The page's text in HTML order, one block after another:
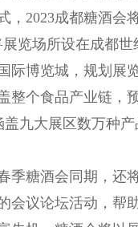
，2023成都糖酒会
展览场所设在成都
际博览城，规划展
整个食品产业链，
九大展区数万种产
季糖酒会同期，还
会议论坛活动，帮